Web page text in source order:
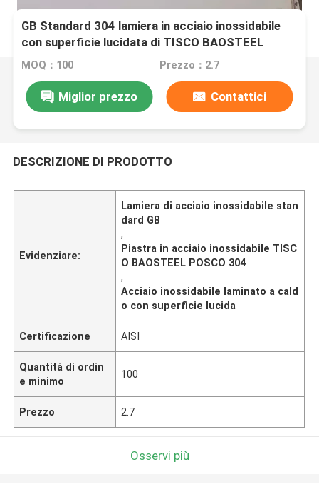
GB Standard 304 lamiera in acciaio inossidabile
con superficie lucidata di TISCO BAOSTEEL
POSCO
MOQ：100 Prezzo：2.7
Miglior prezzo Contattici
DESCRIZIONE DI PRODOTTO
Evidenziare:
Lamiera di acciaio inossidabile stan
dard GB
,
Piastra in acciaio inossidabile TISC
O BAOSTEEL POSCO 304
,
Acciaio inossidabile laminato a cald
o con superficie lucida
Certificazione AISI
Quantità di ordin
e minimo
100
Prezzo 2.7
Osservi più